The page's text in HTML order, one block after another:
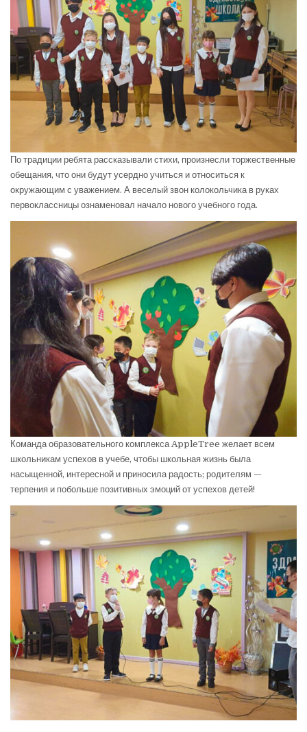
По традиции ребята рассказывали стихи, произнесли торжественные
обещания, что они будут усердно учиться и относиться к
окружающим с уважением. А веселый звон колокольчика в руках
первоклассницы ознаменовал начало нового учебного года.
Команда образовательного комплекса AppleTree желает всем
школьникам успехов в учебе, чтобы школьная жизнь была
насыщенной, интересной и приносила радость; родителям —
терпения и побольше позитивных эмоций от успехов детей!